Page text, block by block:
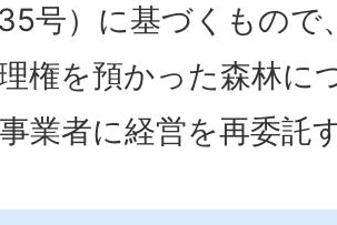
号）に基づくもので
権を預かった森林に
業者に経営を再委託